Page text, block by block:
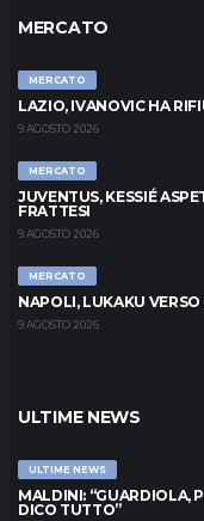
MERCATO
MERCATO
LAZIO, IVANOVIC HA
9 AGOSTO 2026
MERCATO
JUVENTUS, KESSIÉ
FRATTESI
9 AGOSTO 2026
MERCATO
NAPOLI, LUKAKU VERSO
9 AGOSTO 2026
ULTIME NEWS
ULTIME NEWS
MALDINI: “GUARDIOLA,
DICO TUTTO”